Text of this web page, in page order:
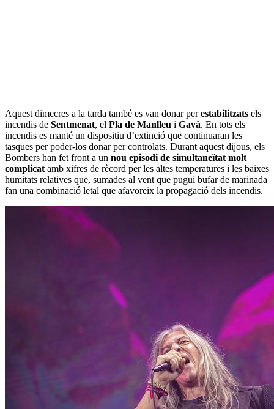
Aquest dimecres a la tarda també es van donar perestabilitzats els
incendis de Sentmenat, el Pla de Manlleu i Gavà. En tots els
incendis es manté un dispositiu d’extinció que continuaran les
tasques per poder-los donar per controlats. Durant aquest dijous, els
Bombers han fet front a un nou episodi de simultaneïtat molt
complicat amb xifres de rècord per les altes temperatures i les baixes
humitats relatives que, sumades al vent que pugui bufar de marinada
fan una combinació letal que afavoreix la propagació dels incendis.